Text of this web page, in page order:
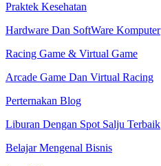
Praktek Kesehatan
Hardware Dan SoftWare Komputer
Racing Game & Virtual Game
Arcade Game Dan Virtual Racing
Perternakan Blog
Liburan Dengan Spot Salju Terbaik
Belajar Mengenal Bisnis